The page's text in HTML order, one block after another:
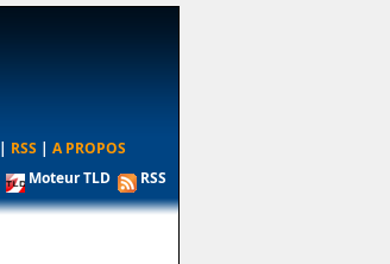
| RSS | A PROPOS
Moteur TLD RSS